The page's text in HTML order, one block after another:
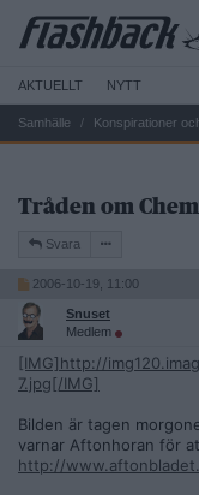
AKTUELLT NYTT
Samhälle Konspirationer
Tråden om
Svara
2006-10-19, 11:00
Snuset
Medlem
[IMG]http://
7.jpg[/IMG]
Bilden är tagen
varnar Aftonhoran för
http://